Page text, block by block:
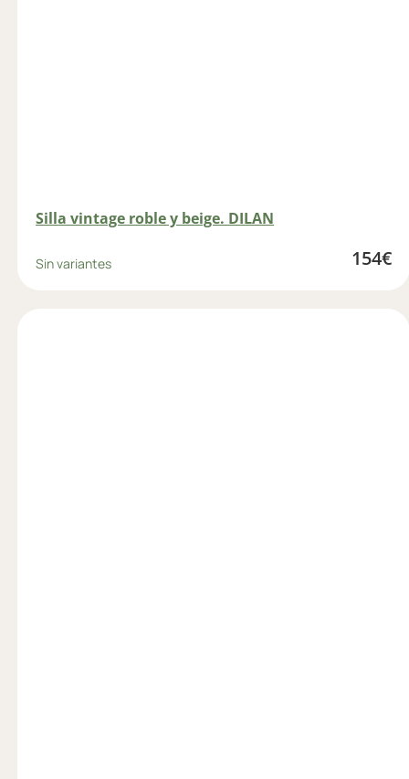
Silla vintage roble y beige. DILAN
Sin variantes 154€